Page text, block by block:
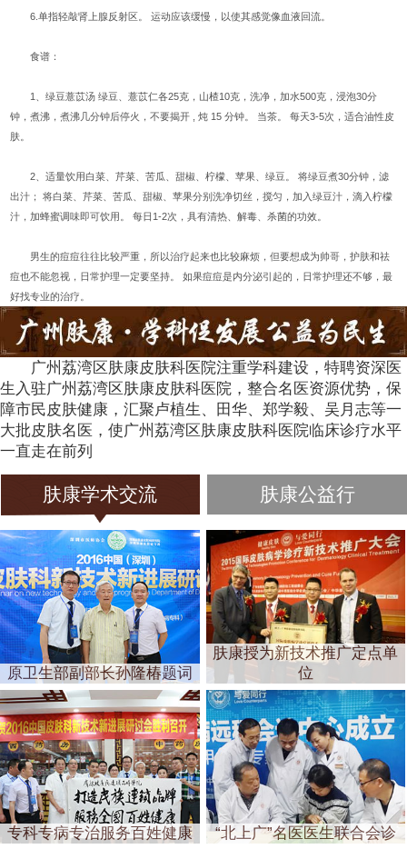
6.单指轻敲肾上腺反射区。 运动应该缓慢，以使其感觉像血液回流。
食谱：
1、绿豆薏苡汤 绿豆、薏苡仁各25克，山楂10克，洗净，加水500克，浸泡30分
钟，煮沸，煮沸几分钟后停火，不要揭开 , 炖 15 分钟。 当茶。 每天3-5次，适合油性皮
肤。
2、适量饮用白菜、芹菜、苦瓜、甜椒、柠檬、苹果、绿豆。 将绿豆煮30分钟，滤
出汁； 将白菜、芹菜、苦瓜、甜椒、苹果分别洗净切丝，搅匀，加入绿豆汁，滴入柠檬
汁，加蜂蜜调味即可饮用。 每日1-2次，具有清热、解毒、杀菌的功效。
男生的痘痘往往比较严重，所以治疗起来也比较麻烦，但要想成为帅哥，护肤和祛
痘也不能忽视，日常护理一定要坚持。 如果痘痘是内分泌引起的，日常护理还不够，最
好找专业的治疗。
广州荔湾区肤康皮肤科医院注重学科建设，特聘资深医
生入驻广州荔湾区肤康皮肤科医院，整合名医资源优势，保
障市民皮肤健康，汇聚卢植生、田华、郑学毅、吴月志等一
大批皮肤名医，使广州荔湾区肤康皮肤科医院临床诊疗水平
一直走在前列
肤康学术交流 肤康公益行
原卫生部副部长孙隆椿题词
肤康授为新技术推广定点单
位
专科专病专治服务百姓健康 “北上广”名医医生联合会诊